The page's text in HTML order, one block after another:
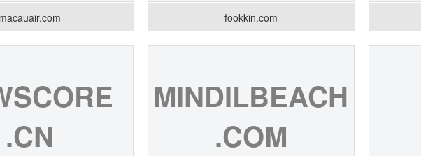
fookkin.com
.CN
MINDILBEACH
.COM